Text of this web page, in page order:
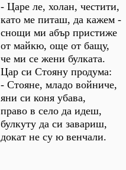
- Царе ле, холан, честити,
като ме питаш, да кажем -
снощи ми абър пристиже
от майкю, още от бащу,
че ми се жени булката.
Цар си Стояну продума:
- Стояне, младо войниче,
яни си коня убава,
право в село да идеш,
булкуту да си завариш,
докат не су ю венчали.